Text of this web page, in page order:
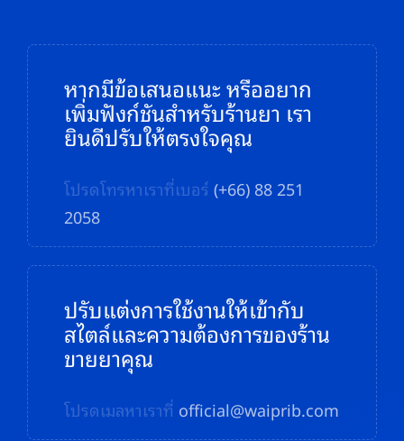
หากมีข้อเสนอแนะ หรืออยาก
เพิ่มฟังก์ชันสำหรับร้านยา เรา
ยินดีปรับให้ตรงใจคุณ
โปรดโทรหาเราที่เบอร์ (+66) 88 251
2058
ปรับแต่งการใช้งานให้เข้ากับ
สไตล์และความต้องการของร้าน
ขายยาคุณ
โปรดเมลหาเราที่ official@waiprib.com